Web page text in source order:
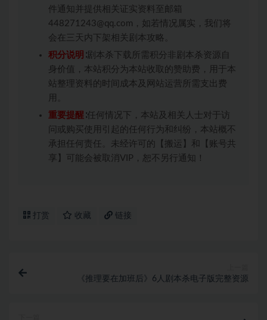
件通知并提供相关证实资料至邮箱
448271243@qq.com，如若情况属实，我们将
会在三天内下架相关剧本攻略。
积分说明 ∶剧本杀下载所需积分非剧本杀资源自
身价值，本站积分为本站收取的赞助费，用于本
站整理资料的时间成本及网站运营所需支出费
用。
重要提醒 ∶任何情况下，本站及相关人士对于访
问或购买使用引起的任何行为和纠纷，本站概不
承担任何责任。未经许可的【搬运】和【账号共
享】可能会被取消VIP，恕不另行通知！
打赏 收藏 链接
《推理要在加班后》6人剧本杀电子版完整资源